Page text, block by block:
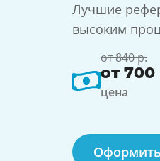
Лучшие
высоким
от 840 р.
от 700
цена